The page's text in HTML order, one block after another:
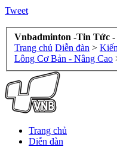
Tweet
Vnbadminton -Tin Tức
Trang chủ Diễn đàn >
Lông Cơ Bản - Nâng Cao
Trang chủ
Diễn đàn